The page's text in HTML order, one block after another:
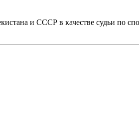
и СССР в качестве судьи по